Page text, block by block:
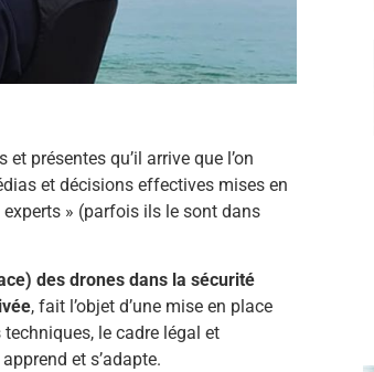
présentes qu’il arrive que l’on
et décisions effectives mises en
» (parfois ils le sont dans
des drones dans la sécurité
, fait l’objet d’une mise en place
le cadre légal et
et s’adapte.